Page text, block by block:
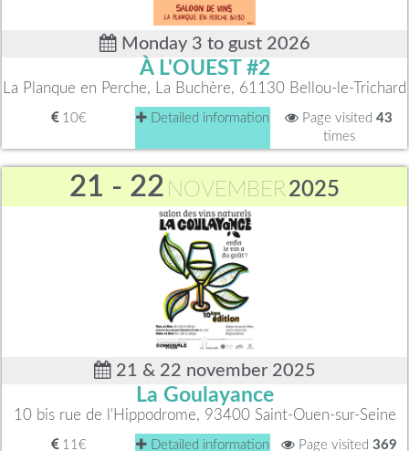
Monday 3 to gust 2026
À L'OUEST #2
La Planque en Perche, La Buchère, 61130 Bellou-le-Trichard
10€ Detailed information Page visited 43
times
21 - 22 NOVEMBER2025
21 & 22 november 2025
La Goulayance
10 bis rue de l'Hippodrome, 93400 Saint-Ouen-sur-Seine
11€ Detailed information Page visited 369